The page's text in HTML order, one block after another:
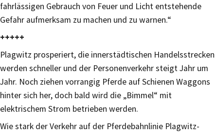
fahrlässigen Gebrauch von Feuer und Licht entstehende
Gefahr aufmerksam zu machen und zu warnen.“
+++++
Plagwitz prosperiert, die innerstädtischen Handelsstrecken
werden schneller und der Personenverkehr steigt Jahr um
Jahr. Noch ziehen vorrangig Pferde auf Schienen Waggons
hinter sich her, doch bald wird die „Bimmel“ mit
elektrischem Strom betrieben werden.
Wie stark der Verkehr auf der Pferdebahnlinie Plagwitz-